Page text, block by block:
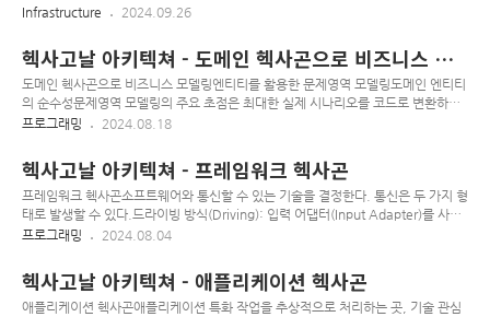
failed:ssl/statem/statem_clnt.c:2091:fetching https://dl-
미지 작업에서 apk add 사용 중에 발생RUN sed 's/https/http/g' -i
/etc/apk/repositories​ dockerfile에 위 명령어 추가하여 https를 http로 변경하면
정상처리
Infrastructure 2024.09.26
헥사고날 아키텍쳐 - 도메인 헥사곤으로 비즈니스 모
델링(1)
도메인 헥사곤으로 비즈니스 모델링엔티티를 활용한 문제영역 모델링도메인 엔티티
의 순수성문제영역 모델링의 주요 초점은 최대한 실제 시나리오를 코드로 변환하는
것, 비즈니스 요구사항을 이해하고 코드로 변환하는데 실패하면 결과적으로 비용의
티가 비즈니스 요구사항과 밀접한 관계를 가져야 하기 때문에, 비즈니스 관련 코드와
기술 관련 코드가 혼동되는 것을 방지 해야한다.(기술적: 소프트웨어 맥락에서만 존
재하고 의미가 있는 것)헥사고날 아키텍처는 전통적인 비즈니스 문제를 해결하려는
프로젝트에 초점이 맞춰져 있기 때문에, 새로운 개발 프레임워크와 같은 순수하게 기
술적인 프로젝트에는 최선의 접근 방법이 아닐 수도 있다.도메인 엔티티는 비즈니..
프로그래밍 2024.08.18
헥사고날 아키텍쳐 - 프레임워크 헥사곤
프레임워크 헥사곤소프트웨어와 통신할 수 있는 기술을 결정한다. 통신은 두 가지 형
태로 발생할 수 있다.드라이빙 방식(Driving): 입력 어댑터(Input Adapter)를 사용
한다.드리븐 방식(Driven): 출력 어댑터(Output Adapter)를 사용한다.드라이빙 오
다.웹 애플리케이션에서 사용자가 버튼 눌러 폼을 제출하는 경우외부 시스템에서
REST API로 애플리케이션에 데이터를 요청하는 경우외부 시스템에서 MQ로 메세
지를 보내는 경우이러한 API는 외부 엔티티가 시스템과 상호작용하고, 외부 엔티티
프로그래밍 2024.08.04
헥사고날 아키텍쳐 - 애플리케이션 헥사곤
애플리케이션 헥사곤애플리케이션 특화 작업을 추상적으로 처리하는 곳, 기술 관심